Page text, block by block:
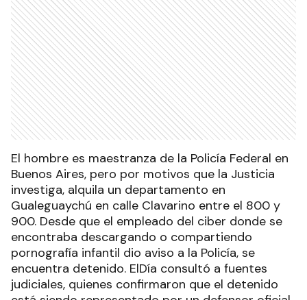
El hombre es maestranza de la Policía Federal en
Buenos Aires, pero por motivos que la Justicia
investiga, alquila un departamento en
Gualeguaychú en calle Clavarino entre el 800 y
900. Desde que el empleado del ciber donde se
encontraba descargando o compartiendo
pornografía infantil dio aviso a la Policía, se
encuentra detenido. ElDía consultó a fuentes
judiciales, quienes confirmaron que el detenido